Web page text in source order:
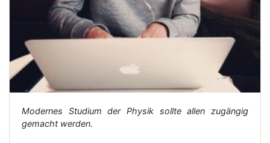
Modernes Studium der Physik sollte allen zugängig
gemacht werden.